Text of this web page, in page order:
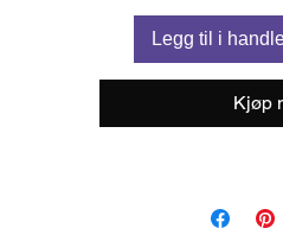
Legg til i
Kjøp